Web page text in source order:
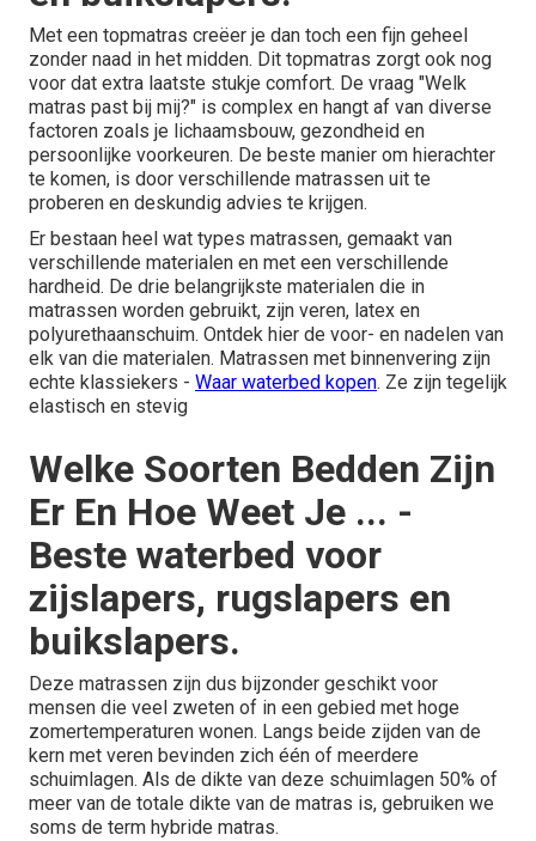
Met een topmatras creëer je dan toch een fijn geheel
zonder naad in het midden. Dit topmatras zorgt ook nog
voor dat extra laatste stukje comfort. De vraag "Welk
matras past bij mij?" is complex en hangt af van diverse
factoren zoals je lichaamsbouw, gezondheid en
persoonlijke voorkeuren. De beste manier om hierachter
te komen, is door verschillende matrassen uit te
proberen en deskundig advies te krijgen.
Er bestaan heel wat types matrassen, gemaakt van
verschillende materialen en met een verschillende
hardheid. De drie belangrijkste materialen die in
matrassen worden gebruikt, zijn veren, latex en
polyurethaanschuim. Ontdek hier de voor- en nadelen van
elk van die materialen. Matrassen met binnenvering zijn
echte klassiekers - Waar waterbed kopen. Ze zijn tegelijk
elastisch en stevig
Welke Soorten Bedden Zijn
Er En Hoe Weet Je ... -
Beste waterbed voor
zijslapers, rugslapers en
buikslapers.
Deze matrassen zijn dus bijzonder geschikt voor
mensen die veel zweten of in een gebied met hoge
zomertemperaturen wonen. Langs beide zijden van de
kern met veren bevinden zich één of meerdere
schuimlagen. Als de dikte van deze schuimlagen 50% of
meer van de totale dikte van de matras is, gebruiken we
soms de term hybride matras.